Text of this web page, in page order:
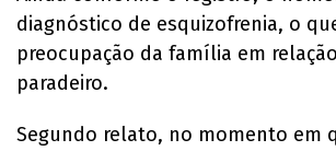
diagnóstico de esquizofrenia, o
preocupação da família em
paradeiro.
Segundo relato, no momento em